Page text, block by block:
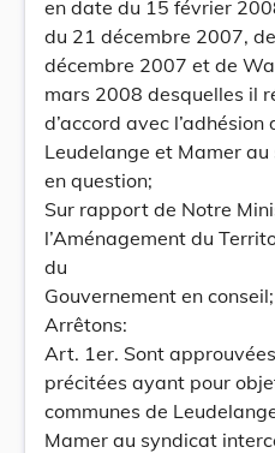
en date du 15 février
du 21 décembre 2007,
décembre 2007 et de
mars 2008 desquelles il
d’accord avec l’adhésion
Leudelange et Mamer
en question;
Sur rapport de Notre
l’Aménagement du
du
Gouvernement en conseil;
Arrêtons:
Art. 1er. Sont
précitées ayant pour
communes de
Mamer au syndicat